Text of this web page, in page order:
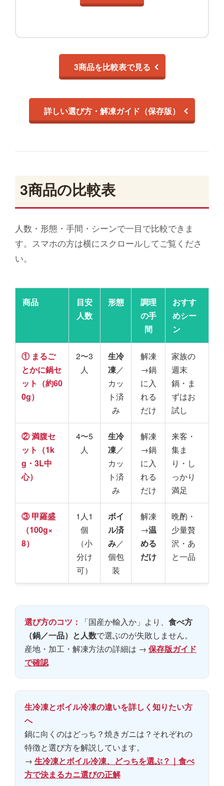
3商品を比較表で見る
詳しい選び方・解凍ガイド（保存版）
3商品の比較表
人数・形態・手間・シーンで一目で比較できま
す。スマホの方は横にスクロールしてご覧くださ
い。
商品
目安
人数
形態
調理
の手
間
おすす
めシー
ン
① まるご
とかに鍋セ
ット（約60
0g）
2〜3
人
生冷
凍／
カッ
ト済
み
解凍
→鍋
に入
れる
だけ
家族の
週末
鍋・ま
ずはお
試し
② 満腹セ
ット（1k
g・3L中
心）
4〜5
人
生冷
凍／
カッ
ト済
み
解凍
→鍋
に入
れる
だけ
来客・
集ま
り・し
っかり
満足
③ 甲羅盛
（100g×
8）
1人1
個
（小
分け
可）
ボイ
ル済
み／
個包
装
解凍
→温
める
だけ
晩酌・
少量贅
沢・あ
と一品
選び方のコツ： 「国産か輸入か」より、 食べ方
（鍋／一品）と人数で選ぶのが失敗しません。
産地・加工・解凍方法の詳細は → 保存版ガイド
で確認
生冷凍とボイル冷凍の違いを詳しく知りたい方
へ
鍋に向くのはどっち？焼きガニは？それぞれの
特徴と選び方を解説しています。
→ 生冷凍とボイル冷凍、どっちを選ぶ？｜食べ
方で決まるカニ選びの正解